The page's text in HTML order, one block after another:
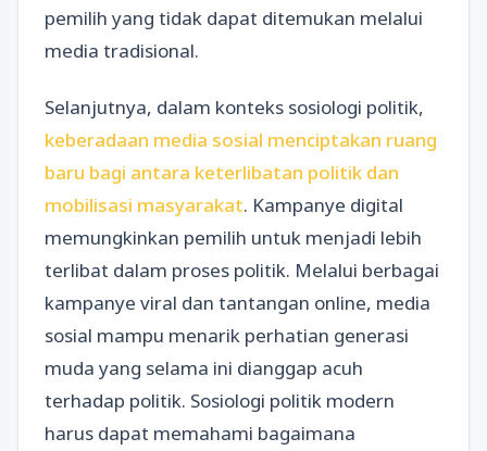
pemilih yang tidak dapat ditemukan melalui
media tradisional.
Selanjutnya, dalam konteks sosiologi politik,
keberadaan media sosial menciptakan ruang
baru bagi antara keterlibatan politik dan
mobilisasi masyarakat. Kampanye digital
memungkinkan pemilih untuk menjadi lebih
terlibat dalam proses politik. Melalui berbagai
kampanye viral dan tantangan online, media
sosial mampu menarik perhatian generasi
muda yang selama ini dianggap acuh
terhadap politik. Sosiologi politik modern
harus dapat memahami bagaimana